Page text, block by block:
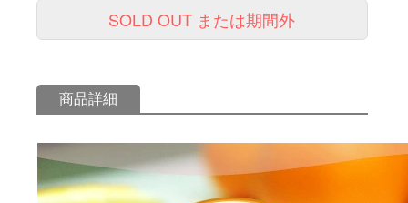
SOLD OUT または期間外
商品詳細